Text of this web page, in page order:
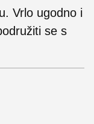
Vrlo ugodno i
se s